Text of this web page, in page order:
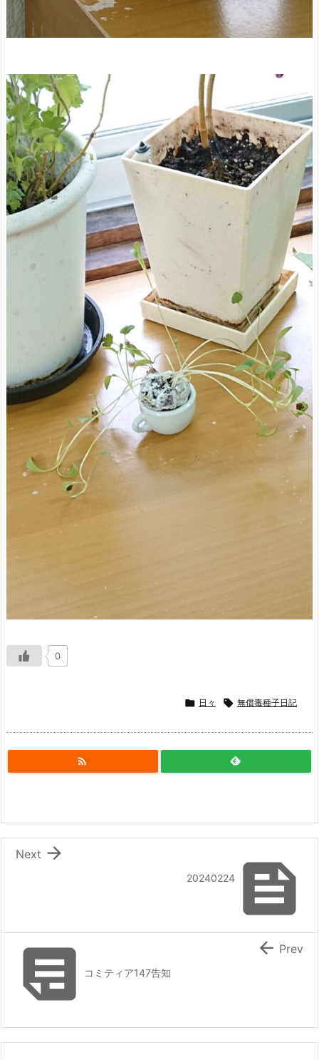
0
 日々  無償毒種子日記


20240224

Next
 コミティア147告知
 Prev